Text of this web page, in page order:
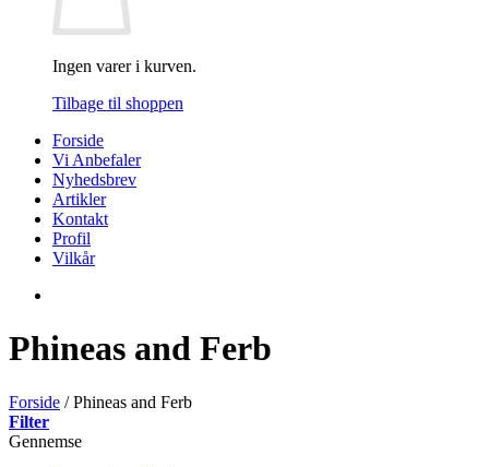
Ingen varer i kurven.
Tilbage til shoppen
Forside
Vi Anbefaler
Nyhedsbrev
Artikler
Kontakt
Profil
Vilkår
Phineas and Ferb
Forside /Phineas and Ferb
Filter
Gennemse